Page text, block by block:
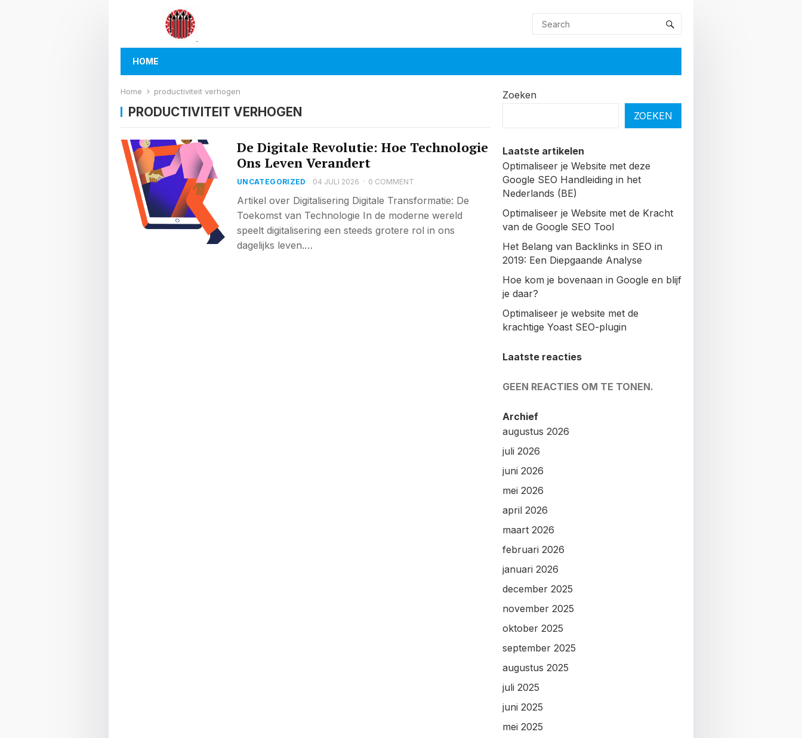
HOME
Home productiviteit verhogen
PRODUCTIVITEIT VERHOGEN
De Digitale Revolutie: Hoe Technologie
Ons Leven Verandert
UNCATEGORIZED 04 JULI 2026 · 0 COMMENT
Artikel over Digitalisering Digitale Transformatie: De
Toekomst van Technologie In de moderne wereld
speelt digitalisering een steeds grotere rol in ons
dagelijks leven.…
Zoeken
ZOEKEN
Laatste artikelen
Optimaliseer je Website met deze
Google SEO Handleiding in het
Nederlands (BE)
Optimaliseer je Website met de Kracht
van de Google SEO Tool
Het Belang van Backlinks in SEO in
2019: Een Diepgaande Analyse
Hoe kom je bovenaan in Google en blijf
je daar?
Optimaliseer je website met de
krachtige Yoast SEO-plugin
Laatste reacties
GEEN REACTIES OM TE TONEN.
Archief
augustus 2026
juli 2026
juni 2026
mei 2026
april 2026
maart 2026
februari 2026
januari 2026
december 2025
november 2025
oktober 2025
september 2025
augustus 2025
juli 2025
juni 2025
mei 2025